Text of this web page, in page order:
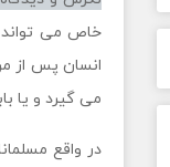
خاص می تواند
انسان پس از
می گیرد و یا
در واقع